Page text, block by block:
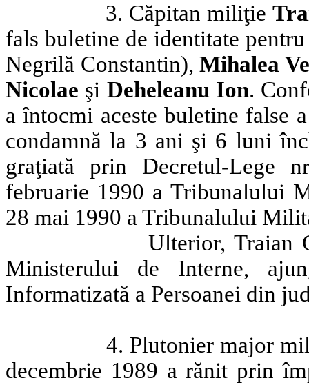
3. Căpitan miliţie
fals buletine de identitate
Negrilă Constantin), Mihalea
Nicolae şi Deheleanu Ion.
a întocmi aceste buletine false
condamnă la 3 ani şi 6 luni
graţiată prin Decretul-Lege
februarie 1990 a Tribunalului
28 mai 1990 a Tribunalului
Ulterior, Traian
Ministerului de Interne,
Informatizată a Persoanei din
4. Plutonier major
decembrie 1989 a rănit prin